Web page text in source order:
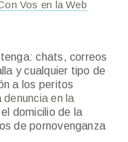
Vos en la Web
chats, correos
y cualquier tipo de
a los peritos
denuncia en la
domicilio de la
de pornovenganza